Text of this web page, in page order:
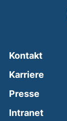
Kontakt
Karriere
Presse
Intranet